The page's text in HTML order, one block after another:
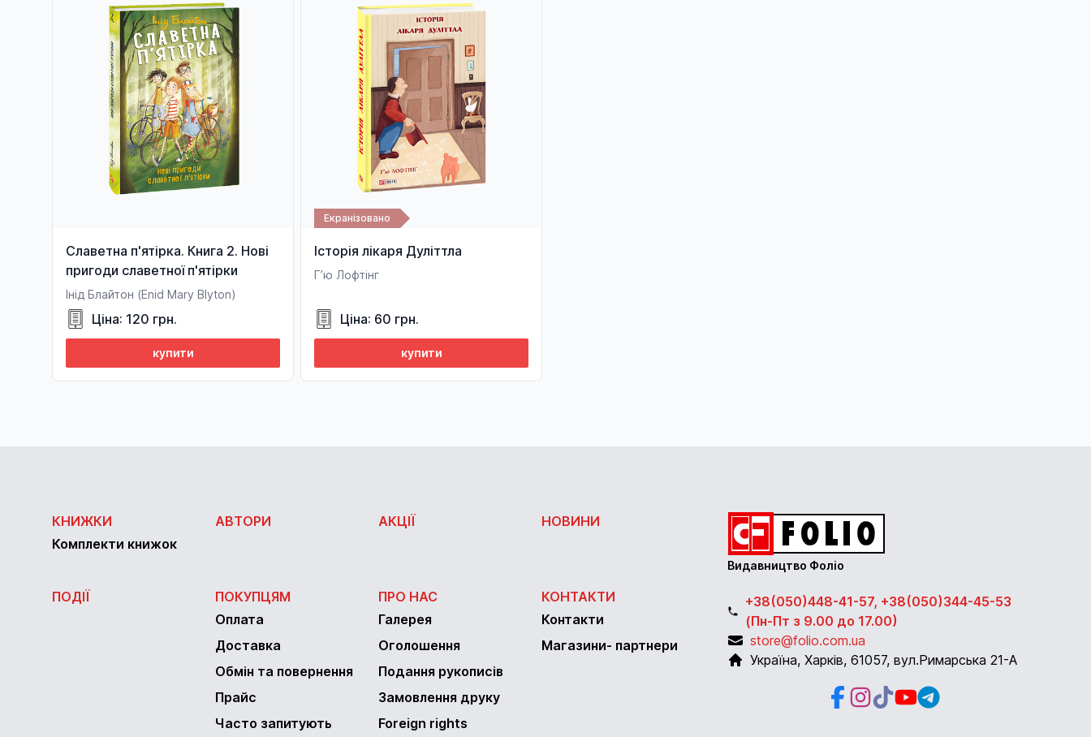
Славетна п'ятірка. Книга 2. Нові
пригоди славетної п'ятірки
Інід Блайтон (Enid Mary Blyton)
Ціна: 120 грн.
купити
Екранізовано
Історія лікаря Дуліттла
Г’ю Лофтінг
Ціна: 60 грн.
купити
КНИЖКИ
Комплекти книжок
АВТОРИ АКЦІЇ НОВИНИ
ПОДІЇ
ПОКУПЦЯМ
Оплата
Доставка
Обмін та повернення
Прайс
Часто запитують
ПРО НАС
Галерея
Оголошення
Подання рукописів
Замовлення друку
Foreign rights
КОНТАКТИ
Контакти
Магазини- партнери
Видавництво Фоліо
+38(050)448-41-57, +38(050)344-45-53
(Пн-Пт з 9.00 до 17.00)
store@folio.com.ua
Україна, Харків, 61057, вул.Римарська 21-А
Facebook
Instagram
Instagram
YoutubeTelegram